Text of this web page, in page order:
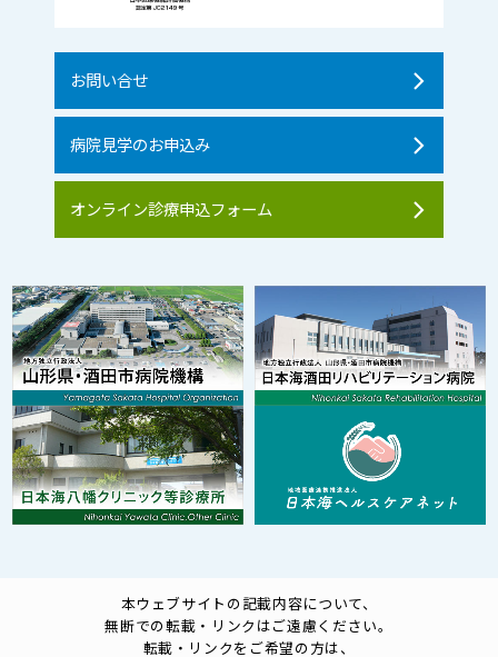
お問い合せ
病院見学のお申込み
オンライン診療申込フォーム
本ウェブサイトの記載内容について、
無断での転載・リンクはご遠慮ください。
転載・リンクをご希望の方は、